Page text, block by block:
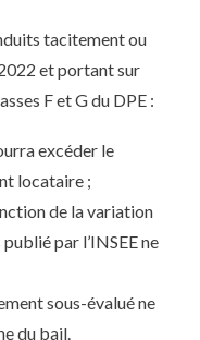
tacitement ou
et portant sur
F et G du DPE :
excéder le
locataire ;
de la variation
par l’INSEE ne
sous-évalué ne
du bail.